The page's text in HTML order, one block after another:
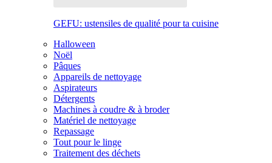
GEFU: ustensiles de qualité pour ta cuisine
Halloween
Noël
Pâques
Appareils de nettoyage
Aspirateurs
Détergents
Machines à coudre & à broder
Matériel de nettoyage
Repassage
Tout pour le linge
Traitement des déchets